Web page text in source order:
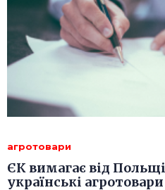
агротовари
ЄК вимагає від
українські агротовари